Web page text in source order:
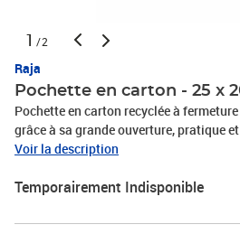
1 /2
Raja
Pochette en carton - 25 x
Pochette en carton recyclée à
grâce à sa grande ouverture, pratique
Spécialement conçue pour un envoie de
de produits plats. Elle possède une
présentation de vos produits. Produit
Voir la description
Temporairement Indisponible